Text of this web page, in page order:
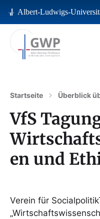
Albert-Ludwigs-
Startseite Überblick
VfS
en und
Verein für